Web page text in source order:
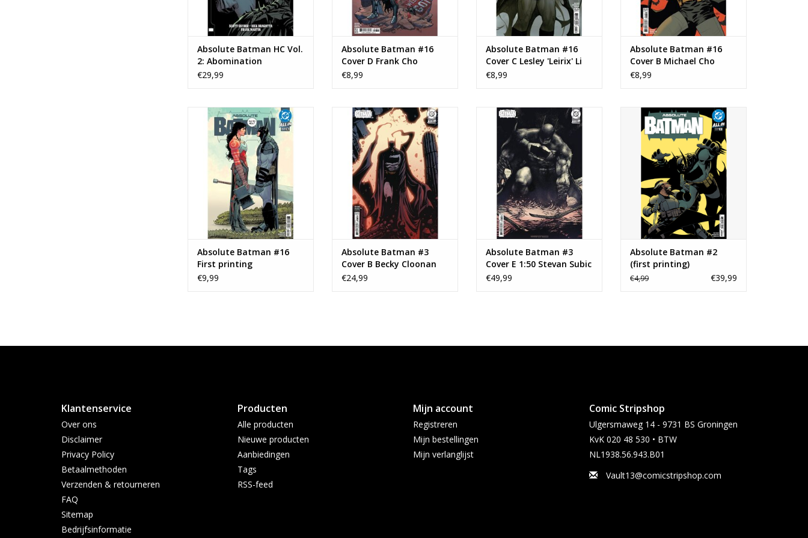
Absolute Batman HC Vol.
2: Abomination
€29,99
Absolute Batman #16
Cover D Frank Cho
Variant
€8,99
Absolute Batman #16
Cover C Lesley 'Leirix' Li
Connecting Variant
€8,99
Absolute Batman #16
Cover B Michael Cho
Variant
€8,99
DC COMICS Absolute Batman
#16 First printing
TOEVOEGEN AAN WINKELWAGEN
Absolute Batman #16
First printing
€9,99
Absolute Batman #3 Cover B
Becky Cloonan Card Stock
Variant
TOEVOEGEN AAN WINKELWAGEN
Absolute Batman #3
Cover B Becky Cloonan
Card Stock Variant
€24,99
Absolute Batman #3 Cover E 1:50
Stevan Subic Card Stock Variant
TOEVOEGEN AAN WINKELWAGEN
Absolute Batman #3
Cover E 1:50 Stevan Subic
Card Stock Variant
€49,99
Absolute Batman #2
TOEVOEGEN AAN WINKELWAGEN
Absolute Batman #2
(first printing)
€4,99 €39,99
Klantenservice
Over ons
Disclaimer
Privacy Policy
Betaalmethoden
Verzenden & retourneren
FAQ
Sitemap
Bedrijfsinformatie
Producten
Alle producten
Nieuwe producten
Aanbiedingen
Tags
RSS-feed
Mijn account
Registreren
Mijn bestellingen
Mijn verlanglijst
Comic Stripshop
Ulgersmaweg 14 - 9731 BS Groningen
KvK 020 48 530 • BTW
NL1938.56.943.B01
Vault13@comicstripshop.com